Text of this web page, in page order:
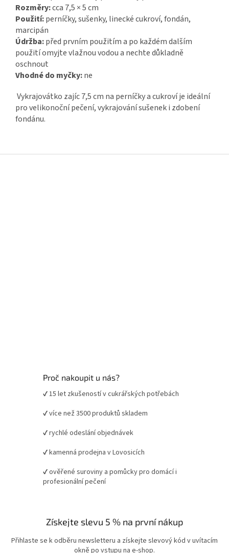
Rozměry:cca 7,5 × 5 cm
Použití:perníčky, sušenky, linecké cukroví, fondán,
marcipán
Údržba:před prvním použitím a po každém dalším
použití omyjte vlažnou vodou a nechte důkladně
oschnout
Vhodné do myčky:ne
Vykrajovátko zajíc 7,5 cm na perníčky a cukroví je ideální
pro velikonoční pečení, vykrajování sušenek i zdobení
fondánu.
Proč nakoupit u nás?
✔ 15 let zkušeností v cukrářských potřebách
✔ více než 3500 produktů skladem
✔ rychlé odeslání objednávek
✔ kamenná prodejna v Lovosicích
✔ ověřené suroviny a pomůcky pro domácí i
profesionální pečení
Získejte slevu 5 % na první nákup
Přihlaste se k odběru newsletteru a získejte slevový kód v uvítacím
okně po vstupu na e-shop.